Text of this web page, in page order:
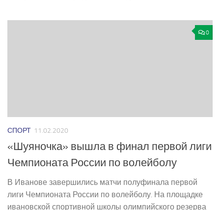
0
СПОРТ 11.02.2020
«Шуяночка» вышла в финал первой лиги
Чемпионата России по волейболу
В Иванове завершились матчи полуфинала первой
лиги Чемпионата России по волейболу. На площадке
ивановской спортивной школы олимпийского резерва